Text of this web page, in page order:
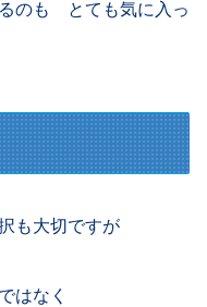
のも とても気に入っ
も大切ですが
はなく